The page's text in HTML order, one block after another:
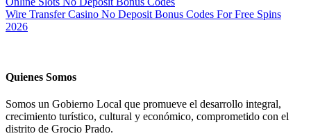
Wire Transfer Casino No Deposit Bonus Codes For Free Spins
2026
Quienes Somos
Somos un Gobierno Local que promueve el desarrollo integral,
crecimiento turístico, cultural y económico, comprometido con el
distrito de Grocio Prado.